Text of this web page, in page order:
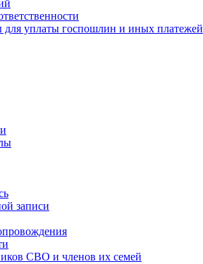
уплаты госпошлин и иных платежей
записи
СВО и членов их семей